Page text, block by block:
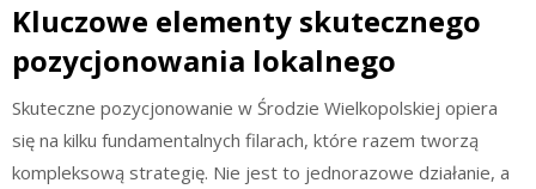
Kluczowe elementy skutecznego
pozycjonowania lokalnego
Skuteczne pozycjonowanie w Środzie Wielkopolskiej opiera
się na kilku fundamentalnych filarach, które razem tworzą
kompleksową strategię. Nie jest to jednorazowe działanie, a